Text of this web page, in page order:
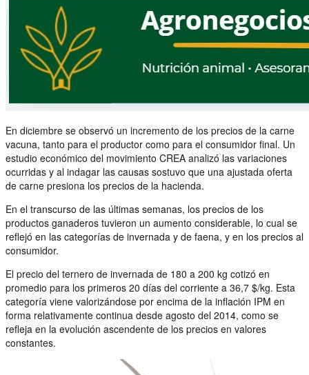
En diciembre se observó un incremento de los precios de la carne
vacuna, tanto para el productor como para el consumidor final. Un
estudio económico del movimiento CREA analizó las variaciones
ocurridas y al indagar las causas sostuvo que una ajustada oferta
de carne presiona los precios de la hacienda.
En el transcurso de las últimas semanas, los precios de los
productos ganaderos tuvieron un aumento considerable, lo cual se
reflejó en las categorías de invernada y de faena, y en los precios al
consumidor.
El precio del ternero de invernada de 180 a 200 kg cotizó en
promedio para los primeros 20 días del corriente a 36,7 $/kg. Esta
categoría viene valorizándose por encima de la inflación IPM en
forma relativamente continua desde agosto del 2014, como se
refleja en la evolución ascendente de los precios en valores
constantes.